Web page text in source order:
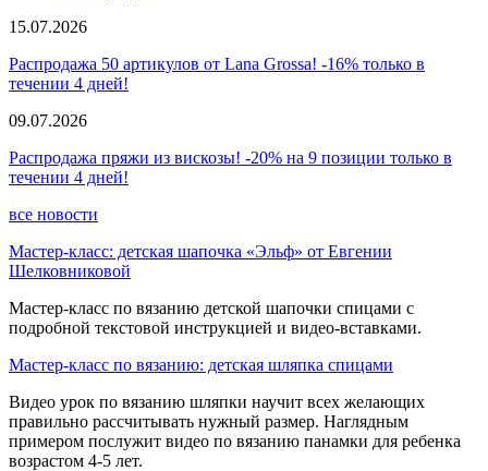
15.07.2026
Распродажа 50 артикулов от Lana Grossa! -16% только в
течении 4 дней!
09.07.2026
Распродажа пряжи из вискозы! -20% на 9 позиции только в
течении 4 дней!
все новости
Мастер-класс: детская шапочка «Эльф» от Евгении
Шелковниковой
Мастер-класс по вязанию детской шапочки спицами с
подробной текстовой инструкцией и видео-вставками.
Мастер-класс по вязанию: детская шляпка спицами
Видео урок по вязанию шляпки научит всех желающих
правильно рассчитывать нужный размер. Наглядным
примером послужит видео по вязанию панамки для ребенка
возрастом 4-5 лет.